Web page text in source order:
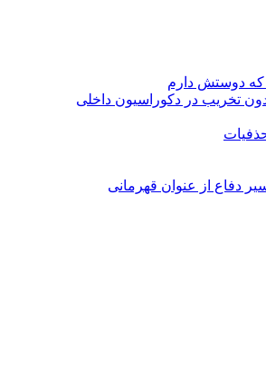
که دوستش دارم
تخریب در دکوراسیون داخلی
دفاع از عنوان قهرمانی